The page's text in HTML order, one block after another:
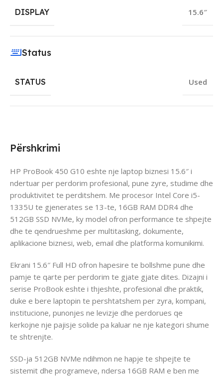
Përshkrimi
HP ProBook 450 G10 eshte nje laptop biznesi 15.6″ i
ndertuar per perdorim profesional, pune zyre, studime dhe
produktivitet te perditshem. Me procesor Intel Core i5-
1335U te gjenerates se 13-te, 16GB RAM DDR4 dhe
512GB SSD NVMe, ky model ofron performance te shpejte
dhe te qendrueshme per multitasking, dokumente,
aplikacione biznesi, web, email dhe platforma komunikimi.
Ekrani 15.6″ Full HD ofron hapesire te bollshme pune dhe
pamje te qarte per perdorim te gjate gjate dites. Dizajni i
serise ProBook eshte i thjeshte, profesional dhe praktik,
duke e bere laptopin te pershtatshem per zyra, kompani,
institucione, punonjes ne levizje dhe perdorues qe
kerkojne nje pajisje solide pa kaluar ne nje kategori shume
te shtrenjte.
SSD-ja 512GB NVMe ndihmon ne hapje te shpejte te
sistemit dhe programeve, ndersa 16GB RAM e ben me
DISPLAY 15.6″
Status
STATUS Used